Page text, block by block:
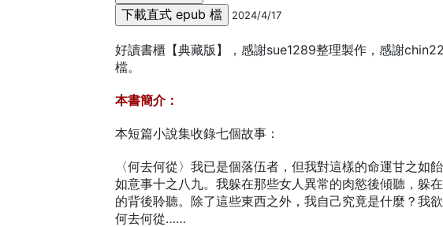
2024/4/17
好讀書櫃【典藏版】，感謝sue1289整理製作，感謝
檔。
本書簡介：
本短篇小說集收錄七個故事：
〈何去何從〉我已是個落伍者，但我對這樣的命運甘之如
如意事十之八九。我躲在那些女人異常的肉慾後傾聽，躲
的背後聆聽。除了這些東西之外，我自己究竟是什麼？我
何去何從……